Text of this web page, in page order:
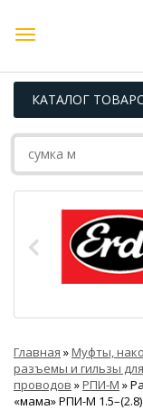
КАТАЛОГ
Главная »Муфты,
разъемы и гильзы
проводов »РПИ-М »
«мама» РПИ-М